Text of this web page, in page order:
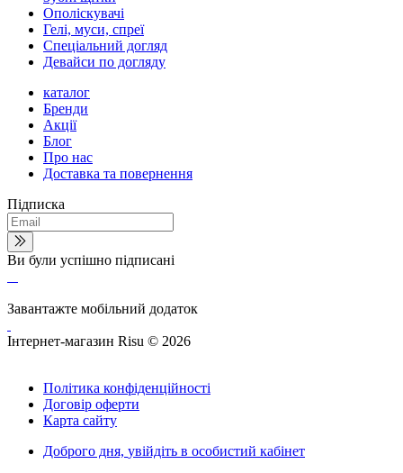
Ополіскувачі
Гелі, муси, спреї
Спеціальний догляд
Девайси по догляду
каталог
Бренди
Акції
Блог
Про нас
Доставка та повернення
Підписка
Ви були успішно підписані
Завантажте мобільний додаток
Інтернет-магазин Risu © 2026
Політика конфіденційності
Договір оферти
Карта сайту
Доброго дня, увійдіть в особистий кабінет